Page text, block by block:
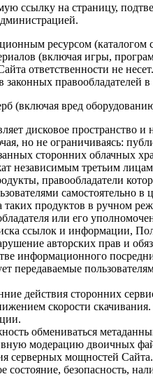
ссылку на страницу,
ресурсом
(включая игры,
ответственности не
правообладателей
(включая вред
дисковое
но не ограничиваясь:
сторонних облачных
независимым третьим
правообладатели
самостоятельно
таких продуктов в ручном
или его
ссылок и информации,
авторских прав и
информационного
действия сторонних
скорости
обмениваться
модерацию двоичных
серверных мощностей Сайта.
состояние, безопасность,